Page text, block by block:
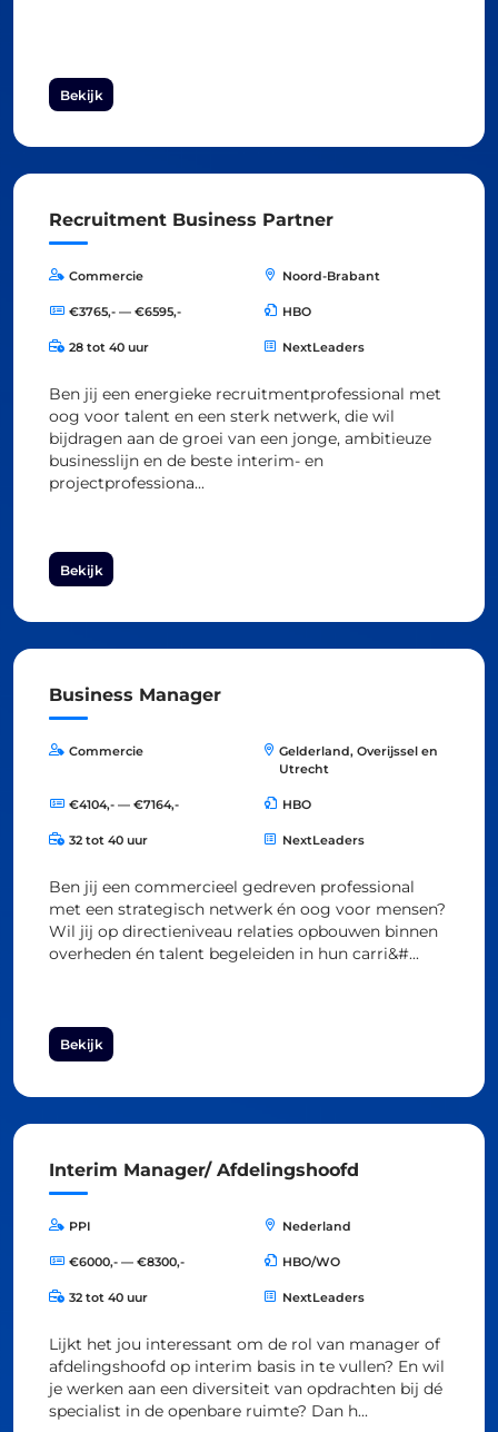
Bekijk
Recruitment Business Partner
Commercie Noord-Brabant
€3765,- — €6595,- HBO
28 tot 40 uur NextLeaders
Ben jij een energieke recruitmentprofessional met
oog voor talent en een sterk netwerk, die wil
bijdragen aan de groei van een jonge, ambitieuze
businesslijn en de beste interim- en
projectprofessiona...
Bekijk
Business Manager
Commercie
Gelderland, Overijssel en
Utrecht
€4104,- — €7164,- HBO
32 tot 40 uur NextLeaders
Ben jij een commercieel gedreven professional
met een strategisch netwerk én oog voor mensen?
Wil jij op directieniveau relaties opbouwen binnen
overheden én talent begeleiden in hun carri&#...
Bekijk
Interim Manager/ Afdelingshoofd
PPI Nederland
€6000,- — €8300,- HBO/WO
32 tot 40 uur NextLeaders
Lijkt het jou interessant om de rol van manager of
afdelingshoofd op interim basis in te vullen? En wil
je werken aan een diversiteit van opdrachten bij dé
specialist in de openbare ruimte? Dan h...